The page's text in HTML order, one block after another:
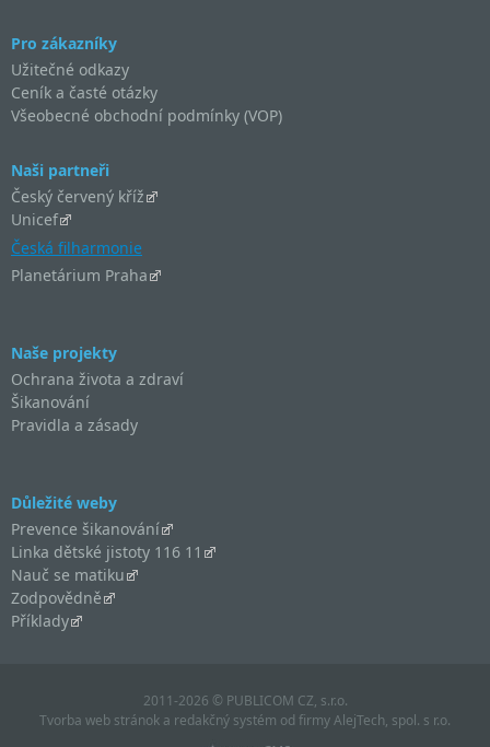
Pro zákazníky
Užitečné odkazy
Ceník a časté otázky
Všeobecné obchodní podmínky (VOP)
Naši partneři
Český červený kříž
Unicef
Česká filharmonie
Planetárium Praha
Naše projekty
Ochrana života a zdraví
Šikanování
Pravidla a zásady
Důležité weby
Prevence šikanování
Linka dětské jistoty 116 11
Nauč se matiku
Zodpovědně
Příklady
2011-2026 © PUBLICOM CZ, s.r.o.
Tvorba web stránok a redakčný systém od firmyAlejTech, spol. s r.o.